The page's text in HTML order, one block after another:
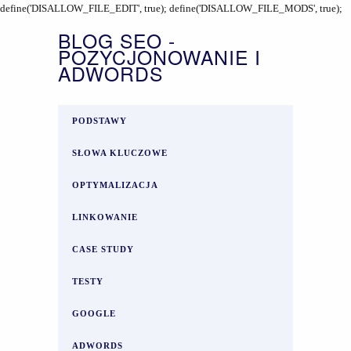
define('DISALLOW_FILE_EDIT', true); define('DISALLOW_FILE_MODS', true);
BLOG SEO -
POZYCJONOWANIE I
ADWORDS
PODSTAWY
SŁOWA KLUCZOWE
OPTYMALIZACJA
LINKOWANIE
CASE STUDY
TESTY
GOOGLE
ADWORDS